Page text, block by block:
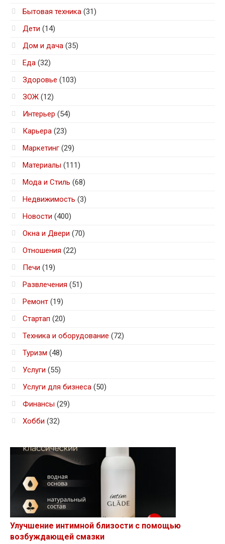
Бытовая техника (31)
Дети (14)
Дом и дача (35)
Еда (32)
Здоровье (103)
ЗОЖ (12)
Интерьер (54)
Карьера (23)
Маркетинг (29)
Материалы (111)
Мода и Стиль (68)
Недвижимость (3)
Новости (400)
Окна и Двери (70)
Отношения (22)
Печи (19)
Развлечения (51)
Ремонт (19)
Стартап (20)
Техника и оборудование (72)
Туризм (48)
Услуги (55)
Услуги для бизнеса (50)
Финансы (29)
Хобби (32)
Улучшение интимной близости с помощью
возбуждающей смазки